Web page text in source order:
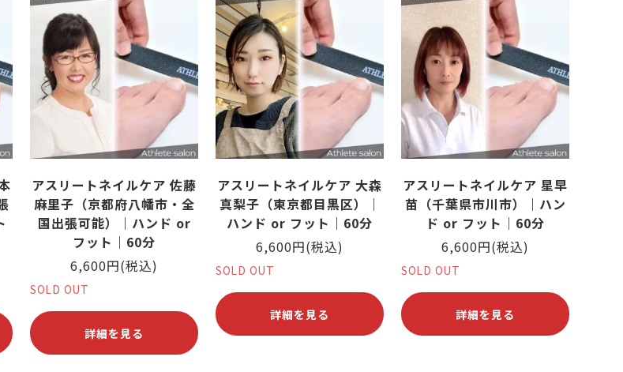
アスリートネイルケア 佐藤
麻里子（京都府八幡市・全
国出張可能）｜ハンド or
フット｜60分
6,600円(税込)
SOLD OUT
詳細を見る
アスリートネイルケア 大森
真梨子（東京都目黒区）｜
ハンド or フット｜60分
6,600円(税込)
SOLD OUT
詳細を見る
アスリートネイルケア 星早
苗（千葉県市川市）｜ハン
ド or フット｜60分
6,600円(税込)
SOLD OUT
詳細を見る